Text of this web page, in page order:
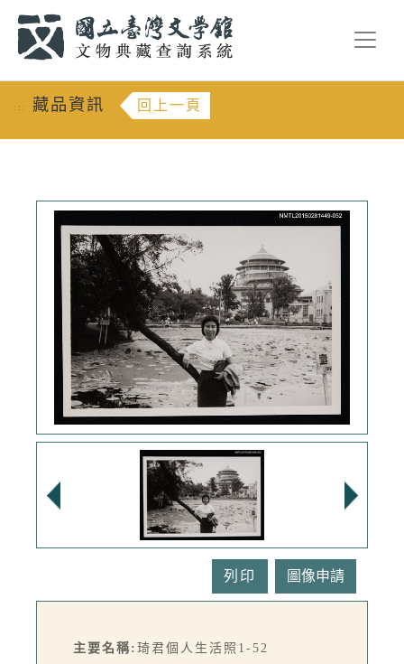
::: 藏品資訊 回上一頁
列印
主要名稱: 琦君個人生活照1-52